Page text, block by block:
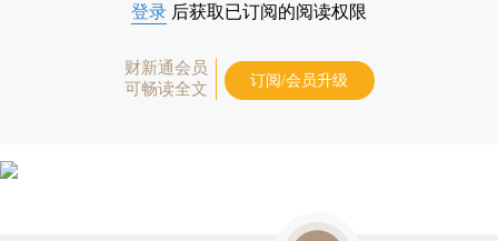
登录 后获取已订阅的阅读权限
财新通会员
可畅读全文
订阅/会员升级